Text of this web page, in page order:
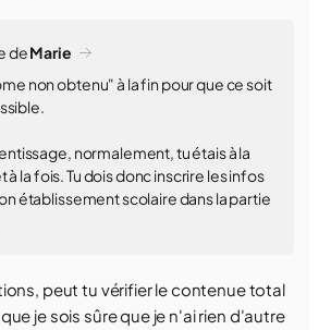
deMarie
non obtenu" à la fin pour que ce soit
normalement, tu étais à la
à la fois. Tu dois donc inscrire les infos
établissement scolaire dans la partie
peut tu vérifier le contenue total
je sois sûre que je n'ai rien d'autre